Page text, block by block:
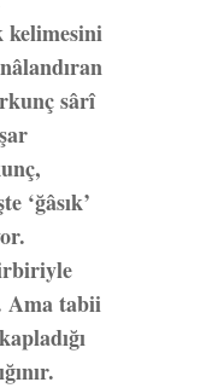
kelimesini
sârî
‘ğâsık’
Ama tabii